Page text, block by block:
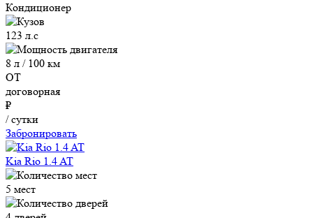
Кондиционер
123 л.с
8 л / 100 км
ОТ
договорная
₽
/ сутки
Забронировать
Kia Rio 1.4 AT
5 мест